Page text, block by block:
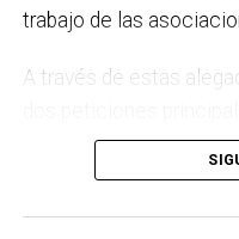
trabajo de las
A través de estas
por un lado,que no se
estudio informativoni
forma actual; y por